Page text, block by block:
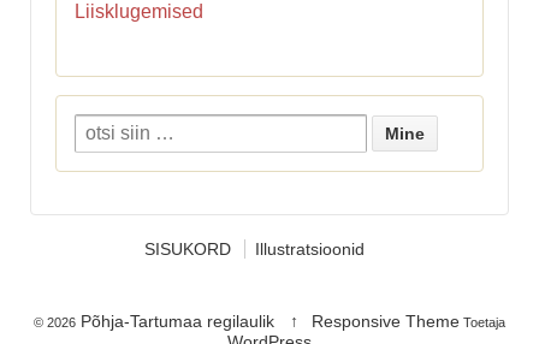
Liisklugemised
SISUKORD Illustratsioonid
© 2026 Põhja-Tartumaa regilaulik ↑ Responsive ThemeToetaja